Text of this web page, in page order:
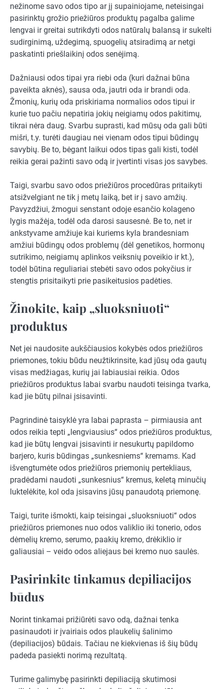
nežinome savo odos tipo ar jį supainiojame, neteisingai
pasirinktų grožio priežiūros produktų pagalba galime
lengvai ir greitai sutrikdyti odos natūralų balansą ir sukelti
sudirginimą, uždegimą, spuogelių atsiradimą ar netgi
paskatinti priešlaikinį odos senėjimą.
Dažniausi odos tipai yra riebi oda (kuri dažnai būna
paveikta aknės), sausa oda, jautri oda ir brandi oda.
Žmonių, kurių oda priskiriama normalios odos tipui ir
kurie tuo pačiu nepatiria jokių neigiamų odos pakitimų,
tikrai nėra daug. Svarbu suprasti, kad mūsų oda gali būti
mišri, t.y. turėti daugiau nei vienam odos tipui būdingų
savybių. Be to, bėgant laikui odos tipas gali kisti, todėl
reikia gerai pažinti savo odą ir įvertinti visas jos savybes.
Taigi, svarbu savo odos priežiūros procedūras pritaikyti
atsižvelgiant ne tik į metų laiką, bet ir į savo amžių.
Pavyzdžiui, žmogui senstant odoje esančio kolageno
lygis mažėja, todėl oda darosi sausesnė. Be to, net ir
ankstyvame amžiuje kai kuriems kyla brandesniam
amžiui būdingų odos problemų (dėl genetikos, hormonų
sutrikimo, neigiamų aplinkos veiksnių poveikio ir kt.),
todėl būtina reguliariai stebėti savo odos pokyčius ir
stengtis prisitaikyti prie pasikeitusios padėties.
Žinokite, kaip „sluoksniuoti“
produktus
Net jei naudosite aukščiausios kokybės odos priežiūros
priemones, tokiu būdu neužtikrinsite, kad jūsų oda gautų
visas medžiagas, kurių jai labiausiai reikia. Odos
priežiūros produktus labai svarbu naudoti teisinga tvarka,
kad jie būtų pilnai įsisavinti.
Pagrindinė taisyklė yra labai paprasta – pirmiausia ant
odos reikia tepti „lengviausius“ odos priežiūros produktus,
kad jie būtų lengvai įsisavinti ir nesukurtų papildomo
barjero, kuris būdingas „sunkesniems“ kremams. Kad
išvengtumėte odos priežiūros priemonių pertekliaus,
pradėdami naudoti „sunkesnius“ kremus, keletą minučių
luktelėkite, kol oda įsisavins jūsų panaudotą priemonę.
Taigi, turite išmokti, kaip teisingai „sluoksniuoti“ odos
priežiūros priemones nuo odos valiklio iki tonerio, odos
dėmelių kremo, serumo, paakių kremo, drėkiklio ir
galiausiai – veido odos aliejaus bei kremo nuo saulės.
Pasirinkite tinkamus depiliacijos
būdus
Norint tinkamai prižiūrėti savo odą, dažnai tenka
pasinaudoti ir įvairiais odos plaukelių šalinimo
(depiliacijos) būdais. Tačiau ne kiekvienas iš šių būdų
padeda pasiekti norimą rezultatą.
Turime galimybę pasirinkti depiliaciją skutimosi